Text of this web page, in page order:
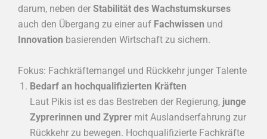
darum, neben der Stabilität des Wachstumskurses
auch den Übergang zu einer auf Fachwissen und
Innovation basierenden Wirtschaft zu sichern.
Fokus: Fachkräftemangel und Rückkehr junger Talente
Bedarf an hochqualifizierten Kräften
Laut Pikis ist es das Bestreben der Regierung, junge
Zyprerinnen und Zyprer mit Auslandserfahrung zur
Rückkehr zu bewegen. Hochqualifizierte Fachkräfte